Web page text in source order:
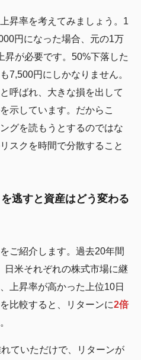
昇率を考えてみましょう。1
円になった場合、元の1万
昇が必要です。50%下落した
7,500円にしかなりません。
呼ばれ、大きな損を出して
示しています。だからこ
グを読もうとするのではな
スクを時間で分散すること
逃すと資産はどう変わる
ご紹介します。過去20年間
日米それぞれの株式市場に継
上昇率が高かった上位10日
比較すると、リターンに2倍
ていただけで、リターンが